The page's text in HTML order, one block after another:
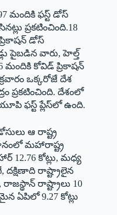
మందికి ఫస్ట్ ‌డోస్‌
ప్రకటించింది.18
‌డోస్‌
పైబడిన వారు, హెల్త్
మందికి కోవిడ్‌ ‌ప్రికాషన్‌
ఒక్కరోజే దేశ
ప్రకటించింది. దేశంలో
ఫస్ట్ ‌ప్లేస్‌లో ఉంది.
ఆ రాష్ట్ర
మహారాష్ట్ర
12.76 ‌కోట్లు, మధ్య
దక్షిణాది రాష్ట్రాలైన
‌రాష్ట్రాలు 10
ఏపిలో 9.27 కోట్లు